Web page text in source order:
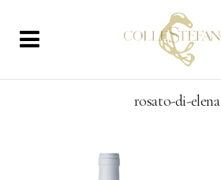
rosato-di-elena